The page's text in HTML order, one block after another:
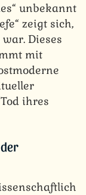
unbekannt
zeigt sich,
Dieses
mit
ihres